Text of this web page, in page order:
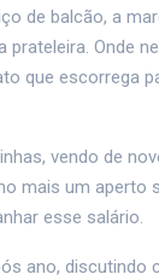
de balcão, a
Onde
que escorrega
vendo de
mais um aperto
esse salário.
ano, discutindo